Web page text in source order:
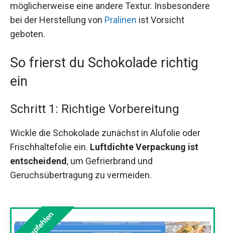
möglicherweise eine andere Textur. Insbesondere
bei der Herstellung von Pralinen ist Vorsicht
geboten.
So frierst du Schokolade richtig
ein
Schritt 1: Richtige Vorbereitung
Wickle die Schokolade zunächst in Alufolie oder
Frischhaltefolie ein. Luftdichte Verpackung ist
entscheidend, um Gefrierbrand und
Geruchsübertragung zu vermeiden.